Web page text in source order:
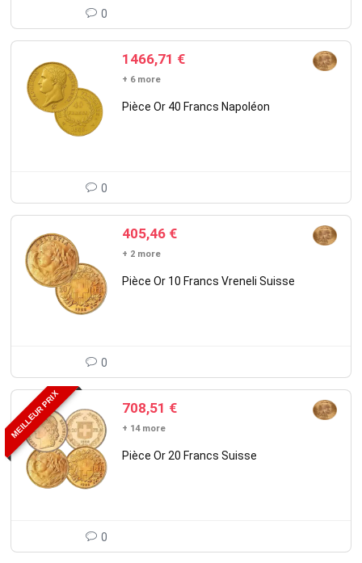
0
1466,71 €
+ 6 more
Pièce Or 40 Francs Napoléon
0
405,46 €
+ 2 more
Pièce Or 10 Francs Vreneli Suisse
0
MEILLEUR PRIX 708,51 €
+ 14 more
Pièce Or 20 Francs Suisse
0